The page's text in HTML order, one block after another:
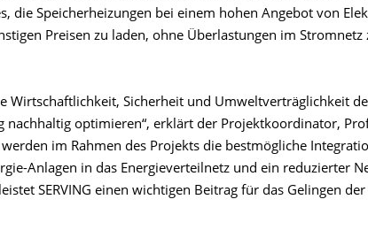
die Speicherheizungen bei einem hohen Angebot von
Preisen zu laden, ohne Überlastungen im Stromnetz
Wirtschaftlichkeit, Sicherheit und Umweltverträglichkeit
nachhaltig optimieren“, erklärt der Projektkoordinator,
werden im Rahmen des Projekts die bestmögliche
Anlagen in das Energieverteilnetz und ein reduzierter
SERVING einen wichtigen Beitrag für das Gelingen der